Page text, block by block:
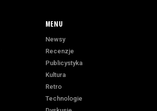
MENU
Newsy
Recenzje
Publicystyka
Kultura
Retro
Technologie